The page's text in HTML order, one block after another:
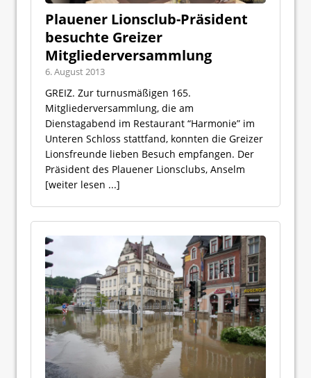
Plauener Lionsclub-Präsident
besuchte Greizer
Mitgliederversammlung
6. August 2013
GREIZ. Zur turnusmäßigen 165.
Mitgliederversammlung, die am
Dienstagabend im Restaurant “Harmonie” im
Unteren Schloss stattfand, konnten die Greizer
Lionsfreunde lieben Besuch empfangen. Der
Präsident des Plauener Lionsclubs, Anselm
[weiter lesen ...]